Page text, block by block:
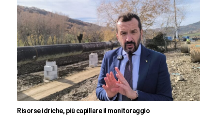
Risorse idriche, più capillare il monitoraggio